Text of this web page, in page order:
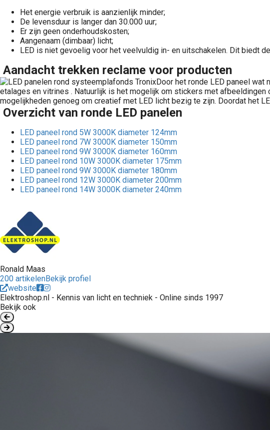
Het energie verbruik is aanzienlijk minder;
De levensduur is langer dan 30.000 uur;
Er zijn geen onderhoudskosten;
Aangenaam (dimbaar) licht;
LED is niet gevoelig voor het veelvuldig in- en uitschakelen. Dit biedt
Aandacht trekken reclame voor producten
Door het ronde LED paneel
etalages en vitrines . Natuurlijk is het mogelijk om stickers met
mogelijkheden genoeg om creatief met LED licht bezig te zijn. Doordat het
Overzicht van ronde LED panelen
LED paneel rond 5W 3000K diameter 124mm
LED paneel rond 7W 3000K diameter 150mm
LED paneel rond 9W 3000K diameter 160mm
LED paneel rond 10W 3000K diameter 175mm
LED paneel rond 9W 3000K diameter 180mm
LED paneel rond 12W 3000K diameter 200mm
LED paneel rond 14W 3000K diameter 240mm
Ronald Maas
200 artikelenBekijk profiel
website
Elektroshop.nl - Kennis van licht en techniek - Online sinds 1997
Bekijk ook